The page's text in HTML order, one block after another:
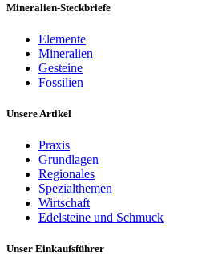
Mineralien-Steckbriefe
Elemente
Mineralien
Gesteine
Fossilien
Unsere Artikel
Praxis
Grundlagen
Regionales
Spezialthemen
Wirtschaft
Edelsteine und Schmuck
Unser Einkaufsführer